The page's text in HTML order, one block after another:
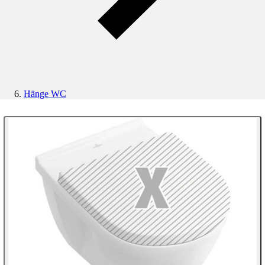
Hänge WC